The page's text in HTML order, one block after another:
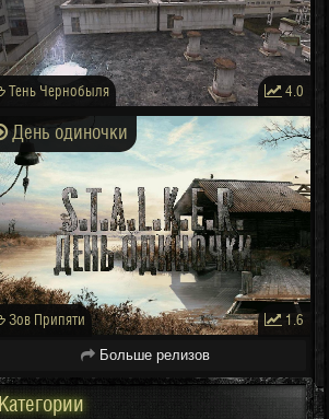
Тень Чернобыля 4.0
День одиночки
Зов Припяти 1.6
Больше релизов
Категории